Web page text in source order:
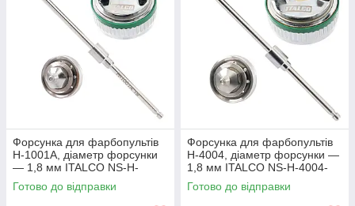
Форсунка для фарбопультів
H-1001A, діаметр форсунки
— 1,8 мм ITALCO NS-H-
1001A-1.8
Готово до відправки
Форсунка для фарбопультів
H-4004, діаметр форсунки —
1,8 мм ITALCO NS-H-4004-
1.8
Готово до відправки